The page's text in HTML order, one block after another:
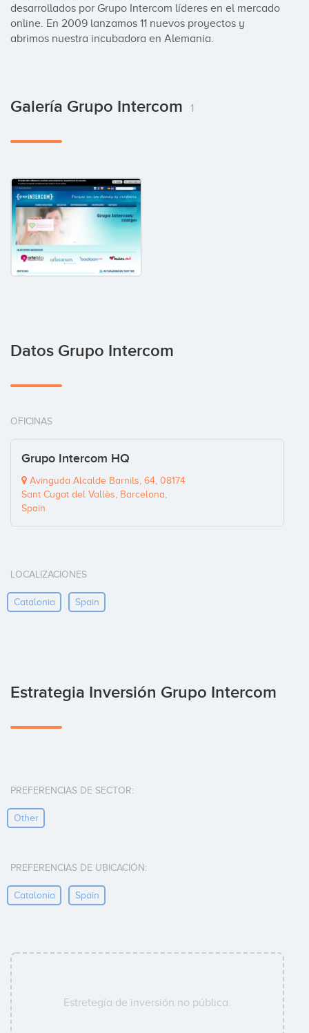
desarrollados por Grupo Intercom líderes en el mercado
online. En 2009 lanzamos 11 nuevos proyectos y
abrimos nuestra incubadora en Alemania.
Galería Grupo Intercom 1
Datos Grupo Intercom
OFICINAS
Grupo Intercom HQ
Avinguda Alcalde Barnils, 64, 08174
Sant Cugat del Vallès, Barcelona,
Spain
LOCALIZACIONES
Catalonia Spain
Estrategia Inversión Grupo Intercom
PREFERENCIAS DE SECTOR:
Other
PREFERENCIAS DE UBICACIÓN:
Catalonia Spain
Estretegía de inversión no pública.